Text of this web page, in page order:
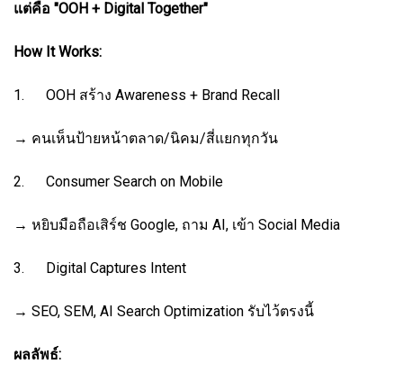
แต่คือ "OOH + Digital Together"
How It Works:
1. OOH สร้าง Awareness + Brand Recall
→ คนเห็นป้ายหน้าตลาด/นิคม/สี่แยกทุกวัน
2. Consumer Search on Mobile
→ หยิบมือถือเสิร์ช Google, ถาม AI, เข้า Social Media
3. Digital Captures Intent
→ SEO, SEM, AI Search Optimization รับไว้ตรงนี้
ผลลัพธ์: